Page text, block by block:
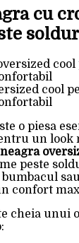
cu
cool
o piesa
un look
peste
confort
cheia unui